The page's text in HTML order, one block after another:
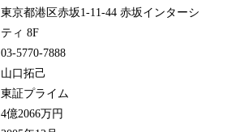
東京都港区赤坂1-11-44 赤坂インターシ
ティ 8F
03-5770-7888
山口拓己
東証プライム
4億2066万円